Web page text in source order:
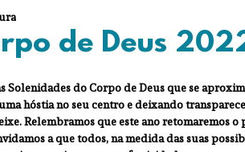
Nova
Corpo de Deus Alpha
de Deus
Solenidades do Corpo de Deus que se
hóstia no seu centro e deixando
Relembramos que este ano retomaremos
a que todos, na medida das suas